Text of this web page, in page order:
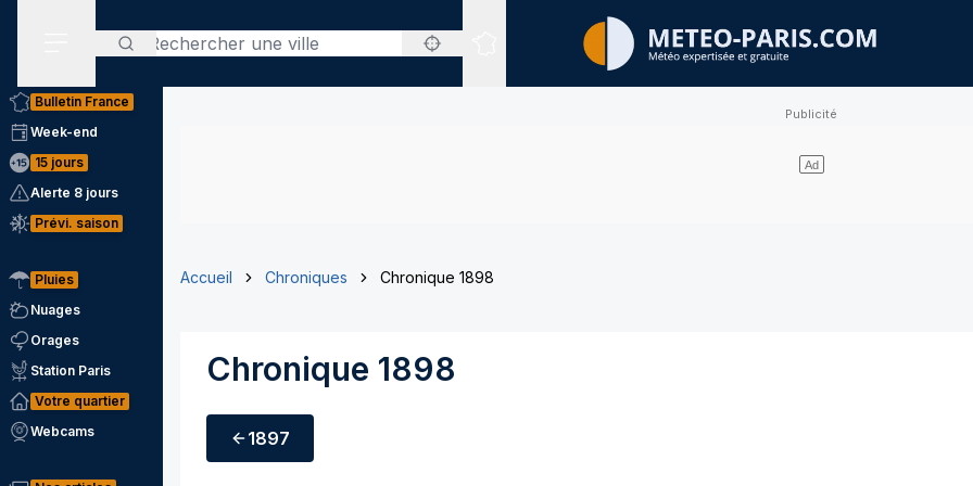
Rechercher
Sites expertisés
Bulletin France
Week-end
15 jours
Alerte 8 jours
Prévi. saison
Pluies
Nuages
Orages
Station Paris
Votre quartier
Webcams
Accueil Chroniques Chronique 1898
Chronique 1898
1897